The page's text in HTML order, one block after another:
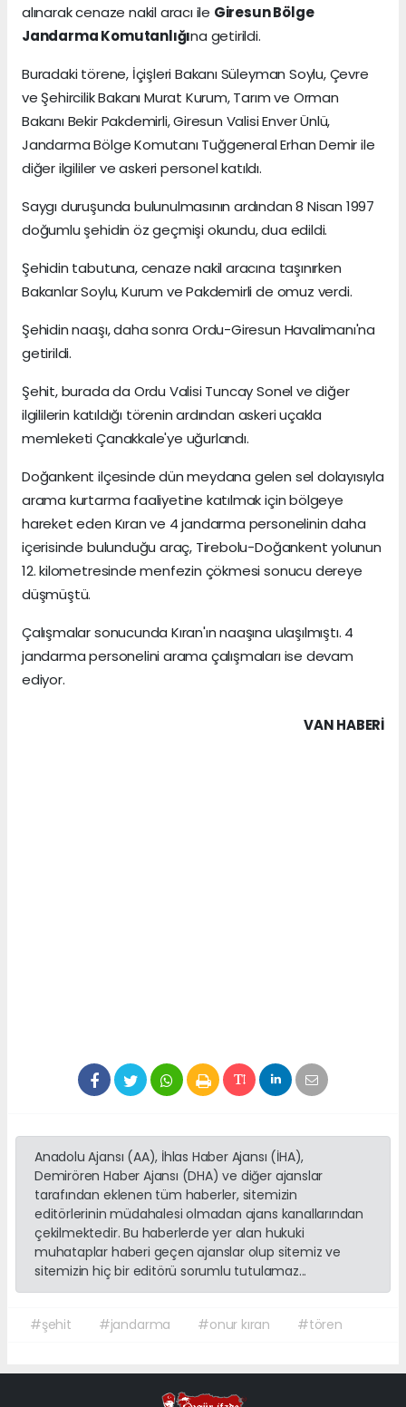
alınarak cenaze nakil aracı ile Giresun Bölge
Jandarma Komutanlığına getirildi.
Buradaki törene, İçişleri Bakanı Süleyman Soylu, Çevre
ve Şehircilik Bakanı Murat Kurum, Tarım ve Orman
Bakanı Bekir Pakdemirli, Giresun Valisi Enver Ünlü,
Jandarma Bölge Komutanı Tuğgeneral Erhan Demir ile
diğer ilgililer ve askeri personel katıldı.
Saygı duruşunda bulunulmasının ardından 8 Nisan 1997
doğumlu şehidin öz geçmişi okundu, dua edildi.
Şehidin tabutuna, cenaze nakil aracına taşınırken
Bakanlar Soylu, Kurum ve Pakdemirli de omuz verdi.
Şehidin naaşı, daha sonra Ordu-Giresun Havalimanı'na
getirildi.
Şehit, burada da Ordu Valisi Tuncay Sonel ve diğer
ilgililerin katıldığı törenin ardından askeri uçakla
memleketi Çanakkale'ye uğurlandı.
Doğankent ilçesinde dün meydana gelen sel dolayısıyla
arama kurtarma faaliyetine katılmak için bölgeye
hareket eden Kıran ve 4 jandarma personelinin daha
içerisinde bulunduğu araç, Tirebolu-Doğankent yolunun
12. kilometresinde menfezin çökmesi sonucu dereye
düşmüştü.
Çalışmalar sonucunda Kıran'ın naaşına ulaşılmıştı. 4
jandarma personelini arama çalışmaları ise devam
ediyor.
VAN HABERİ
Anadolu Ajansı (AA), İhlas Haber Ajansı (İHA),
Demirören Haber Ajansı (DHA) ve diğer ajanslar
tarafından eklenen tüm haberler, sitemizin
editörlerinin müdahalesi olmadan ajans kanallarından
çekilmektedir. Bu haberlerde yer alan hukuki
muhataplar haberi geçen ajanslar olup sitemiz ve
sitemizin hiç bir editörü sorumlu tutulamaz...
#şehit #jandarma #onur kıran #tören